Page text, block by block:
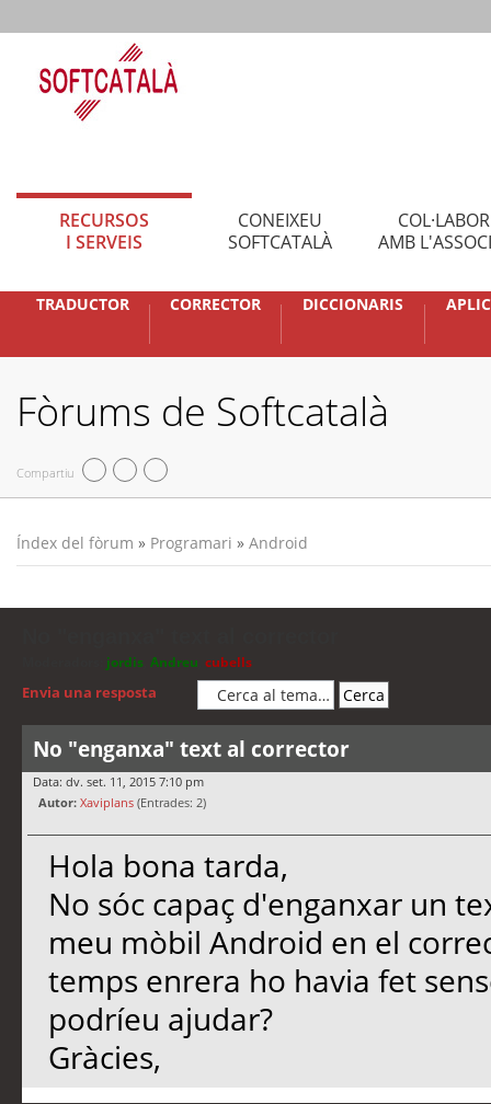
RECURSOS
I SERVEIS
CONEIXEU
SOFTCATALÀ
AMB
TRADUCTOR CORRECTOR DICCIONARIS
Fòrums de Softcatalà
Compartiu
Índex del fòrum » Programari » Android
jordis Andreu cubells
Envia una resposta
No "enganxa" text al corrector
Data: dv. set. 11, 2015 7:10 pm
Autor: Xaviplans (Entrades: 2)
Hola bona tarda,
No sóc capaç d'enganxar un
meu mòbil Android en el
temps enrera ho havia fet
podríeu ajudar?
Gràcies,